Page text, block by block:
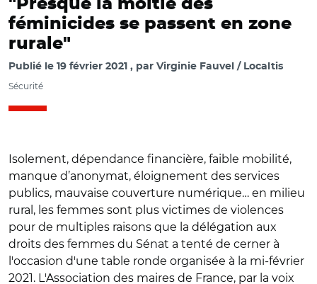
"Presque la moitié des
féminicides se passent en zone
rurale"
Publié le 19 février 2021 par Virginie Fauvel / Localtis
Sécurité
Isolement, dépendance financière, faible mobilité,
manque d’anonymat, éloignement des services
publics, mauvaise couverture numérique… en milieu
rural, les femmes sont plus victimes de violences
pour de multiples raisons que la délégation aux
droits des femmes du Sénat a tenté de cerner à
l'occasion d'une table ronde organisée à la mi-février
2021. L'Association des maires de France, par la voix